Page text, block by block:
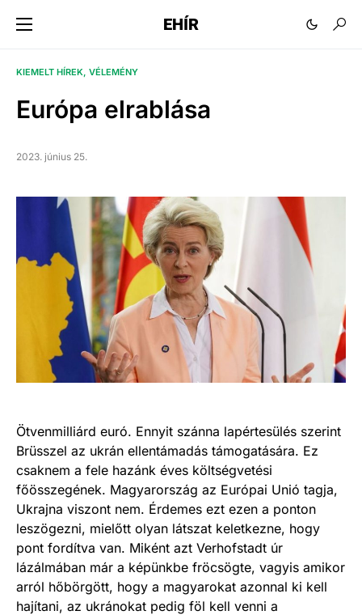
EHÍR
KIEMELT HÍREK VÉLEMÉNY
Európa elrablása
2023. június 25.
Ötvenmilliárd euró. Ennyit szánna lapértesülés szerint
Brüsszel az ukrán ellentámadás támogatására. Ez
csaknem a fele hazánk éves költségvetési
főösszegének. Magyarország az Európai Unió tagja,
Ukrajna viszont nem. Érdemes ezt ezen a ponton
leszögezni, mielőtt olyan látszat keletkezne, hogy
pont fordítva van. Miként azt Verhofstadt úr
lázálmában már a képünkbe fröcsögte, vagyis amikor
arról hőbörgött, hogy a magyarokat azonnal ki kell
hajítani, az ukránokat pedig föl kell venni a